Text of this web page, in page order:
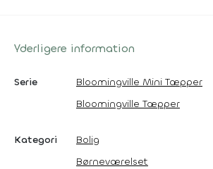
Yderligere information
Serie
Bloomingville Mini Tæpper
Bloomingville Tæpper
Kategori
Bolig
Børneværelset